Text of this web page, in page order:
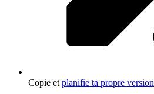
Copie et planifie ta propre version